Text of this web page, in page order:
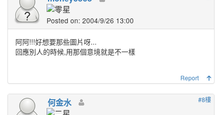
Posted on: 2004/9/26 13:00
阿阿!!!好想要那些圖片呀...
回應別人的時候,用那個意境就是不一樣
Report
#8樓
何金水